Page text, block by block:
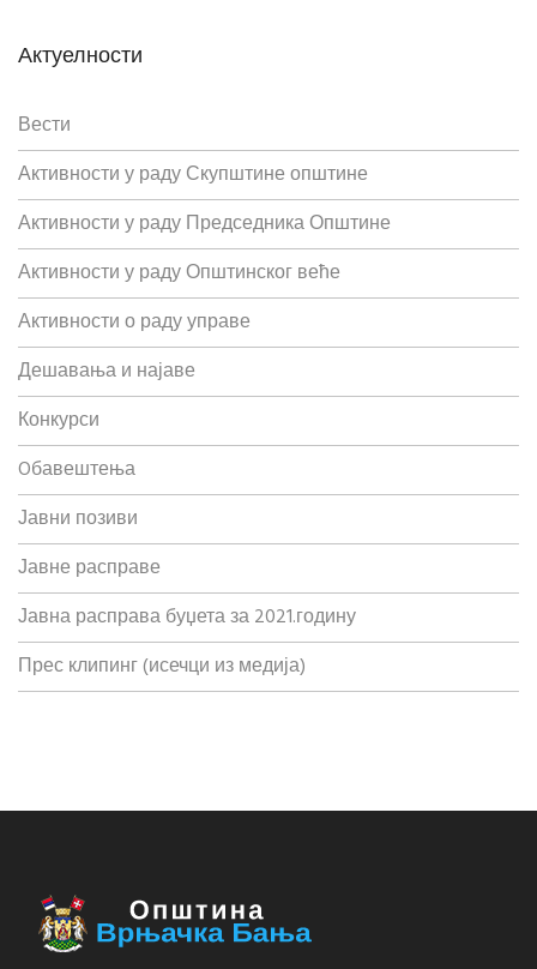
Актуелности
Вести
Активности у раду Скупштине општине
Активности у раду Председника Општине
Активности у раду Општинског веће
Активности о раду управе
Дешавања и најаве
Конкурси
Oбавештења
Јавни позиви
Јавне расправе
Јавна расправа буџета за 2021.годину
Прес клипинг (исечци из медија)